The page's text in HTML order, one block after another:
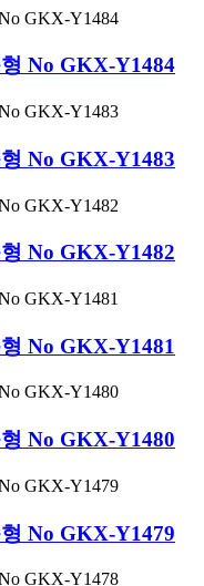
No GKX-Y1484
No GKX-Y1483
No GKX-Y1482
No GKX-Y1481
No GKX-Y1480
No GKX-Y1479